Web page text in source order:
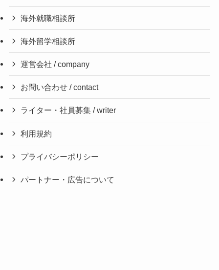
海外就職相談所
海外留学相談所
運営会社 / company
お問い合わせ / contact
ライター・社員募集 / writer
利用規約
プライバシーポリシー
パートナー・広告について